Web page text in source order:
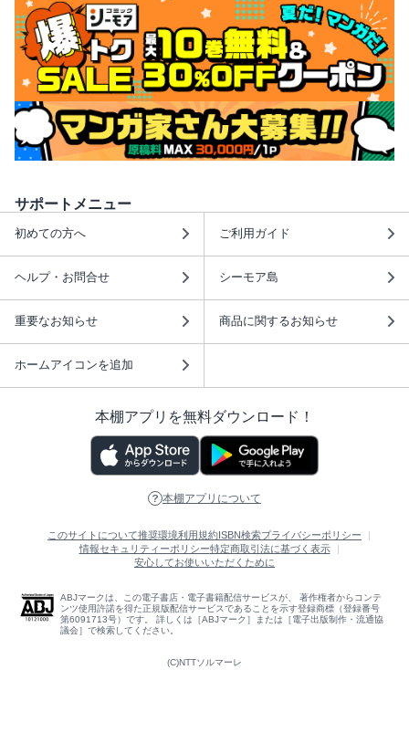
サポートメニュー
初めての方へ ご利用ガイド
ヘルプ・お問合せ シーモア島
重要なお知らせ 商品に関するお知らせ
ホームアイコンを追加
本棚アプリを無料ダウンロード！
本棚アプリについて
このサイトについて推奨環境利用規約 ISBN検索プライバシーポリシー
情報セキュリティーポリシー特定商取引法に基づく表示
安心してお使いいただくために
ABJマークは、この電子書店・電子書籍配信サービスが、 著作権者からコンテ
ンツ使用許諾を得た正規版配信サービスであることを示す登録商標（登録番号
第6091713号）です。 詳しくは［ABJマーク］または［電子出版制作・流通協
議会］で検索してください。
(C)NTTソルマーレ